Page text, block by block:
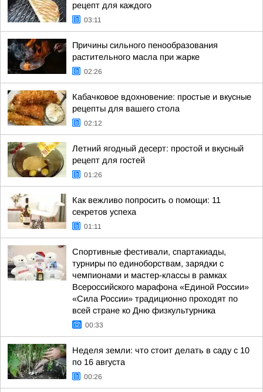
рецепт для каждого
03:11
Причины сильного пенообразования
растительного масла при жарке
02:26
Кабачковое вдохновение: простые и вкусные
рецепты для вашего стола
02:12
Летний ягодный десерт: простой и вкусный
рецепт для гостей
01:26
Как вежливо попросить о помощи: 11
секретов успеха
01:11
Спортивные фестивали, спартакиады,
турниры по единоборствам, зарядки с
чемпионами и мастер-классы в рамках
Всероссийского марафона «Единой России»
«Сила России» традиционно проходят по
всей стране ко Дню физкультурника
00:33
Неделя земли: что стоит делать в саду с 10
по 16 августа
00:26